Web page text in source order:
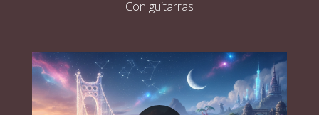
Con guitarras